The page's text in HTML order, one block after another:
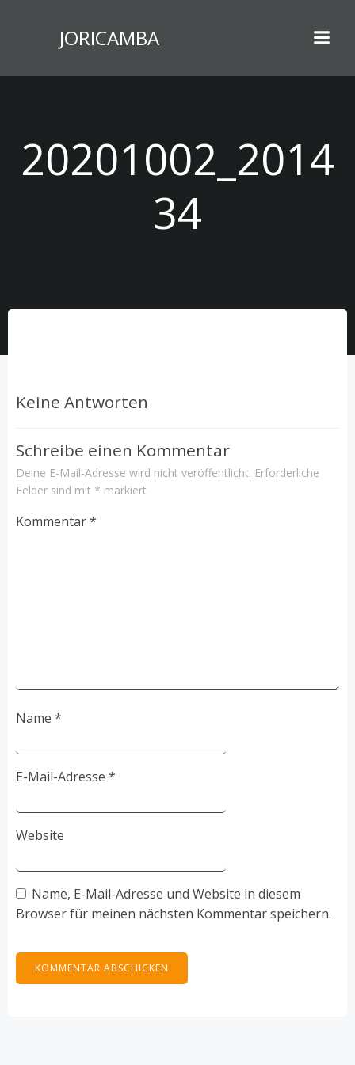
JORICAMBA
20201002_2014
34
Keine Antworten
Schreibe einen Kommentar
Deine E-Mail-Adresse wird nicht veröffentlicht. Erforderliche
Felder sind mit * markiert
Kommentar*
Name *
E-Mail-Adresse *
Website
Name, E-Mail-Adresse und Website in diesem
Browser für meinen nächsten Kommentar speichern.